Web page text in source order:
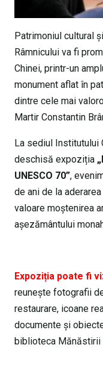
Patrimoniul cultural
Râmnicului va fi
Chinei, printr-un
monument aflat în
dintre cele mai
Martir Constantin
La sediul Institutului
deschisă expoziția
UNESCO 70”,
de ani de la
valoare moștenirea
așezământului
Expoziția poate fi
reunește fotografii
restaurare, icoane
documente și
biblioteca Mănăstirii